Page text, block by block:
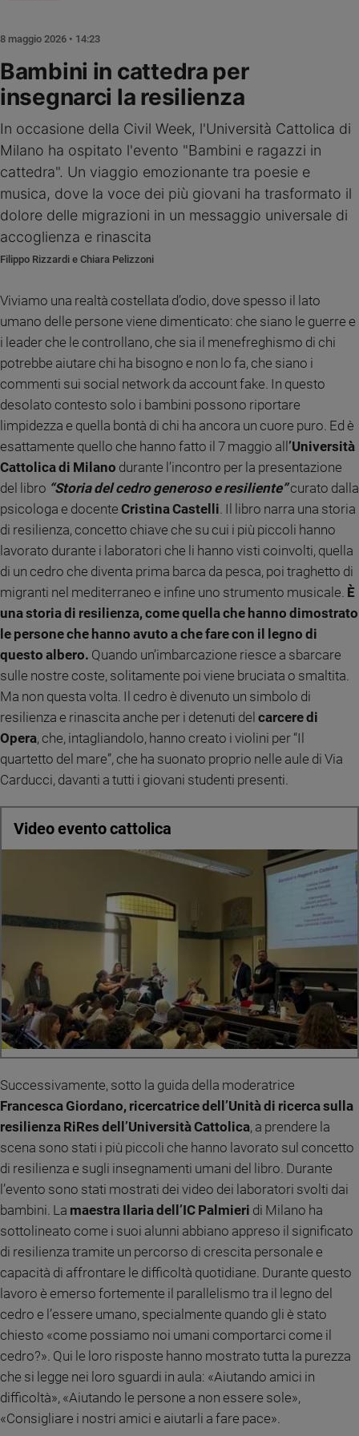
e
spiritualità
Devozione
e
fede
Parola
del
Santo
del
Società
e
valori
Ambiente
e
Creato
Volontariato
Diritti
Aziende
di
della
settimana
Migranti
Diversità
e
Costume
Cultura
e
spettacoli
Sanremo
2026
Cinema,
e
streaming
Libri
Famiglia
Genitori
figli
Nonni
e
giovani
Adolescenza
Bioetica
Vai
Riflessioni
Podcast
Privacy
Bambini in cattedra per
insegnarci la resilienza
In occasione della Civil Week, l'Università Cattolica di
Milano ha ospitato l'evento "Bambini e ragazzi in
cattedra". Un viaggio emozionante tra poesie e
musica, dove la voce dei più giovani ha trasformato il
dolore delle migrazioni in un messaggio universale di
accoglienza e rinascita
Filippo Rizzardi e Chiara Pelizzoni
8 maggio 2026 • 14:23
Viviamo una realtà costellata d’odio, dove spesso il lato
umano delle persone viene dimenticato: che siano le guerre e
i leader che le controllano, che sia il menefreghismo di chi
potrebbe aiutare chi ha bisogno e non lo fa, che siano i
commenti sui social network da account fake. In questo
desolato contesto solo i bambini possono riportare
limpidezza e quella bontà di chi ha ancora un cuore puro. Ed è
esattamente quello che hanno fatto il 7 maggio all’Università
Cattolica di Milano durante l’incontro per la presentazione
del libro “Storia del cedro generoso e resiliente”curato dalla
psicologa e docente Cristina Castelli . Il libro narra una storia
di resilienza, concetto chiave che su cui i più piccoli hanno
lavorato durante i laboratori che li hanno visti coinvolti, quella
di un cedro che diventa prima barca da pesca, poi traghetto di
migranti nel mediterraneo e infine uno strumento musicale. È
una storia di resilienza, come quella che hanno dimostrato
le persone che hanno avuto a che fare con il legno di
questo albero. Quando un’imbarcazione riesce a sbarcare
sulle nostre coste, solitamente poi viene bruciata o smaltita.
Ma non questa volta. Il cedro è divenuto un simbolo di
resilienza e rinascita anche per i detenuti del carcere di
Opera, che, intagliandolo, hanno creato i violini per “Il
quartetto del mare”, che ha suonato proprio nelle aule di Via
Carducci, davanti a tutti i giovani studenti presenti.
Video evento cattolica
Successivamente, sotto la guida della moderatrice
Francesca Giordano, ricercatrice dell’Unità di ricerca sulla
resilienza RiRes dell’Università Cattolica, a prendere la
scena sono stati i più piccoli che hanno lavorato sul concetto
di resilienza e sugli insegnamenti umani del libro. Durante
l’evento sono stati mostrati dei video dei laboratori svolti dai
bambini. La maestra Ilaria dell’IC Palmieri di Milano ha
sottolineato come i suoi alunni abbiano appreso il significato
di resilienza tramite un percorso di crescita personale e
capacità di affrontare le difficoltà quotidiane. Durante questo
lavoro è emerso fortemente il parallelismo tra il legno del
cedro e l’essere umano, specialmente quando gli è stato
chiesto «come possiamo noi umani comportarci come il
cedro?». Qui le loro risposte hanno mostrato tutta la purezza
che si legge nei loro sguardi in aula: «Aiutando amici in
difficoltà», «Aiutando le persone a non essere sole»,
«Consigliare i nostri amici e aiutarli a fare pace».